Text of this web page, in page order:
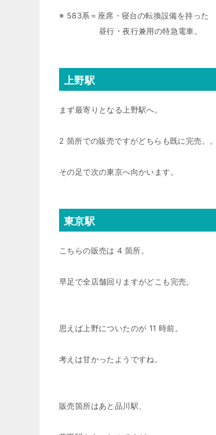
※ 583系＝座席・寝台の転換設備を持った
昼行・夜行兼用の特急電車。
上野駅
まず最寄りとなる上野駅へ。
2 箇所での販売ですがどちらも既に完売。。
その足で次の東京へ向かいます。
東京駅
こちらの販売は 4 箇所。
早足で全店舗回りますがどこも完売。
思えば上野についたのが 11 時前。
考えは甘かったようですね。
販売箇所はあと品川駅、